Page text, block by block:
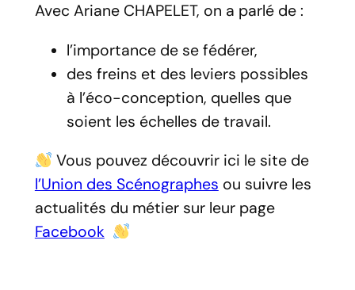
Avec Ariane CHAPELET, on a parlé de :
l’importance de se fédérer,
des freins et des leviers possibles
à l’éco-conception, quelles que
soient les échelles de travail.
Vous pouvez découvrir ici le site de
l’Union des Scénographes ou suivre les
actualités du métier sur leur page
Facebook